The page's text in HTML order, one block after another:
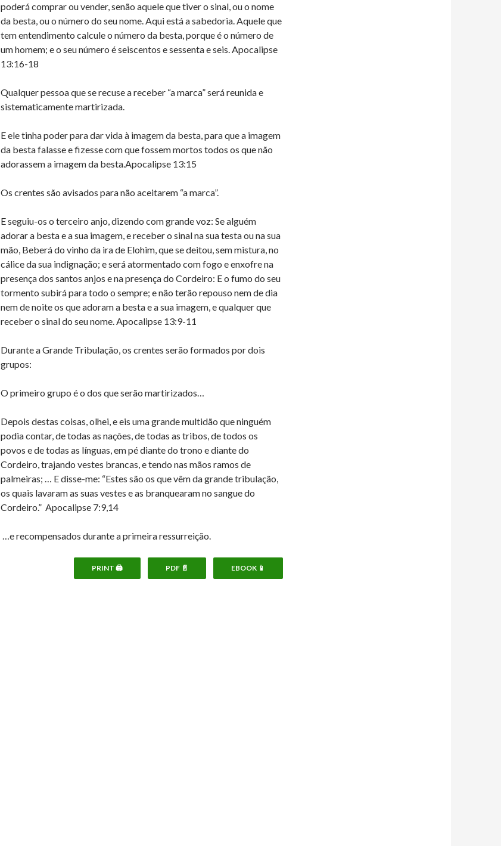
poderá comprar ou vender, senão aquele que tiver o sinal, ou o nome
da besta, ou o número do seu nome. Aqui está a sabedoria. Aquele que
tem entendimento calcule o número da besta, porque é o número de
um homem; e o seu número é seiscentos e sessenta e seis. Apocalipse
13:16-18
Qualquer pessoa que se recuse a receber “a marca” será reunida e
sistematicamente martirizada.
E ele tinha poder para dar vida à imagem da besta, para que a imagem
da besta falasse e fizesse com que fossem mortos todos os que não
adorassem a imagem da besta.Apocalipse 13:15
Os crentes são avisados para não aceitarem “a marca”.
E seguiu-os o terceiro anjo, dizendo com grande voz: Se alguém
adorar a besta e a sua imagem, e receber o sinal na sua testa ou na sua
mão, Beberá do vinho da ira de Elohim, que se deitou, sem mistura, no
cálice da sua indignação; e será atormentado com fogo e enxofre na
presença dos santos anjos e na presença do Cordeiro: E o fumo do seu
tormento subirá para todo o sempre; e não terão repouso nem de dia
nem de noite os que adoram a besta e a sua imagem, e qualquer que
receber o sinal do seu nome. Apocalipse 13:9-11
Durante a Grande Tribulação, os crentes serão formados por dois
grupos:
O primeiro grupo é o dos que serão martirizados…
Depois destas coisas, olhei, e eis uma grande multidão que ninguém
podia contar, de todas as nações, de todas as tribos, de todos os
povos e de todas as línguas, em pé diante do trono e diante do
Cordeiro, trajando vestes brancas, e tendo nas mãos ramos de
palmeiras; … E disse-me: “Estes são os que vêm da grande tribulação,
os quais lavaram as suas vestes e as branquearam no sangue do
Cordeiro.” Apocalipse 7:9,14
…e recompensados durante a primeira ressurreição.
PRINT 🖨 PDF 📄 EBOOK 📱